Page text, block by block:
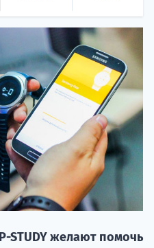
STUDY желают помочь
НАБОР